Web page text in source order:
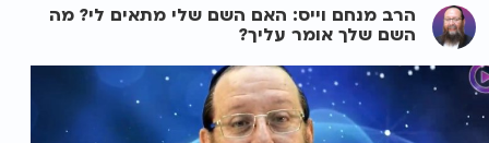
הרב מנחם וייס: האם השם שלי מתאים לי? מה
השם שלך אומר עליך?